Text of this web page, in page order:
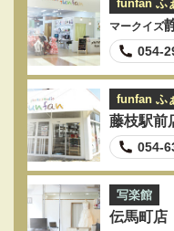
funfan ふ
マークイズ
054-
funfan ふ
藤枝駅前
054-
写楽館
伝馬町店